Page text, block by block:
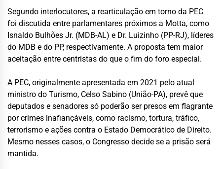
Segundo interlocutores, a rearticulação em torno da PEC
foi discutida entre parlamentares próximos a Motta, como
Isnaldo Bulhões Jr. (MDB-AL) e Dr. Luizinho (PP-RJ), líderes
do MDB e do PP, respectivamente. A proposta tem maior
aceitação entre centristas do que o fim do foro especial.
A PEC, originalmente apresentada em 2021 pelo atual
ministro do Turismo, Celso Sabino (União-PA), prevê que
deputados e senadores só poderão ser presos em flagrante
por crimes inafiançáveis, como racismo, tortura, tráfico,
terrorismo e ações contra o Estado Democrático de Direito.
Mesmo nesses casos, o Congresso decide se a prisão será
mantida.